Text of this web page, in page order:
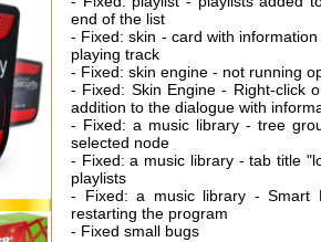
end of the list
- Fixed: skin - card with
playing track
- Fixed: skin engine - not running
- Fixed: Skin Engine - Right-click
addition to the dialogue with
- Fixed: a music library - tree
selected node
- Fixed: a music library - tab title
playlists
- Fixed: a music library - Smart
restarting the program
- Fixed small bugs